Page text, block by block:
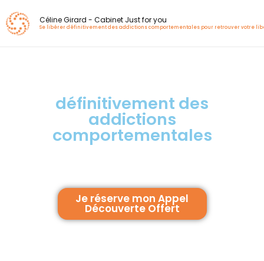
au
Céline Girard - Cabinet Just for you
Se libérer définitivement des addictions comportementales pour retrouver votre
définitivement des
addictions
comportementales
pour retrouver votre liberté
Je réserve mon Appel
Découverte Offert